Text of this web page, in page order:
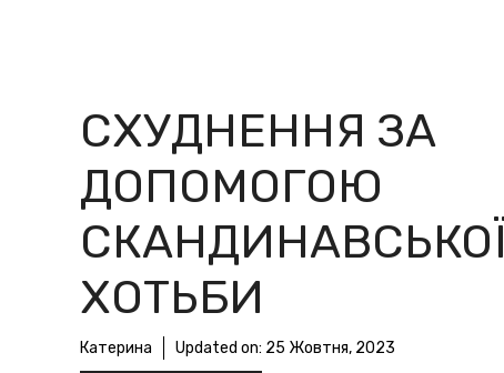
СХУДНЕННЯ ЗА
ДОПОМОГОЮ
СКАНДИНАВСЬКОЇ
ХОТЬБИ
Катерина Updated on: 25 Жовтня, 2023